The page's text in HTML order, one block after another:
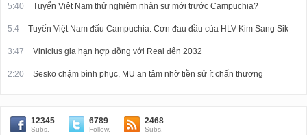
5:40 Tuyển Việt Nam thử nghiệm nhân sự mới trước Campuchia?
5:4 Tuyển Việt Nam đấu Campuchia: Cơn đau đầu của HLV Kim Sang Sik
3:47 Vinicius gia hạn hợp đồng với Real đến 2032
2:20 Sesko chậm bình phục, MU an tâm nhờ tiền sử ít chấn thương
12345
Subs.
6789
Follow.
2468
Subs.